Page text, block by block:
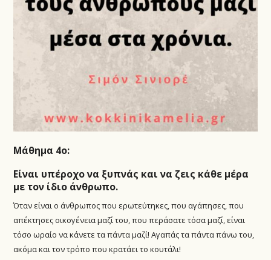
Μάθημα 4ο:
Είναι υπέροχο να ξυπνάς και να ζεις κάθε μέρα
με τον ίδιο άνθρωπο.
Όταν είναι ο άνθρωπος που ερωτεύτηκες, που αγάπησες, που
απέκτησες οικογένεια μαζί του, που περάσατε τόσα μαζί, είναι
τόσο ωραίο να κάνετε τα πάντα μαζί! Αγαπάς τα πάντα πάνω του,
ακόμα και τον τρόπο που κρατάει το κουτάλι!